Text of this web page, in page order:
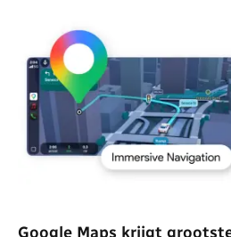
Google Maps krijgt